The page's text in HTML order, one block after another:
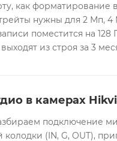
как форматирование
нужны для 2 Мп,
поместится на 128
из строя за 3
в камерах
подключение
(IN, G, OUT),